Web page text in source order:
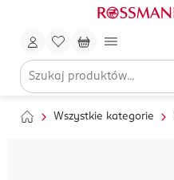
Wszystkie kategorie